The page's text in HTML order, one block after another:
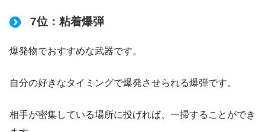
7位：粘着爆弾
爆発物でおすすめな武器です。
自分の好きなタイミングで爆発させられる爆弾です。
相手が密集している場所に投げれば、一掃することができ